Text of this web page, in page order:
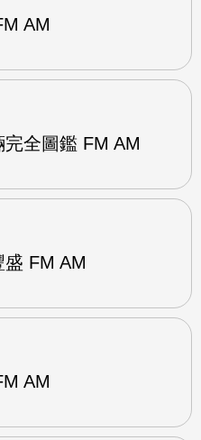
AM
全圖鑑 FM AM
FM AM
AM